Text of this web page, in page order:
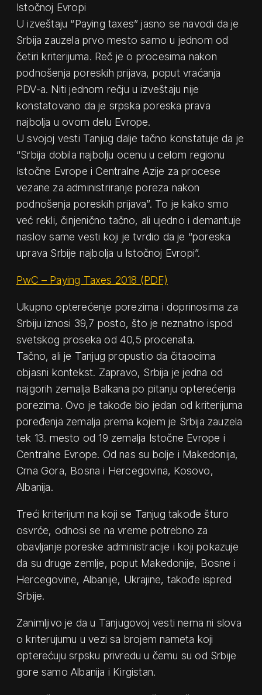
Istočnoj Evropi
U izveštaju “Paying taxes” jasno se navodi da je
Srbija zauzela prvo mesto samo u jednom od
četiri kriterijuma. Reč je o procesima nakon
podnošenja poreskih prijava, poput vraćanja
PDV-a. Niti jednom rečju u izveštaju nije
konstatovano da je srpska poreska prava
najbolja u ovom delu Evrope.
U svojoj vesti Tanjug dalje tačno konstatuje da je
“Srbija dobila najbolju ocenu u celom regionu
Istočne Evrope i Centralne Azije za procese
vezane za administriranje poreza nakon
podnošenja poreskih prijava”. To je kako smo
već rekli, činjenično tačno, ali ujedno i demantuje
naslov same vesti koji je tvrdio da je “poreska
uprava Srbije najbolja u Istočnoj Evropi”.
PwC – Paying Taxes 2018 (PDF)
Ukupno opterećenje porezima i doprinosima za
Srbiju iznosi 39,7 posto, što je neznatno ispod
svetskog proseka od 40,5 procenata.
Tačno, ali je Tanjug propustio da čitaocima
objasni kontekst. Zapravo, Srbija je jedna od
najgorih zemalja Balkana po pitanju opterećenja
porezima. Ovo je takođe bio jedan od kriterijuma
poređenja zemalja prema kojem je Srbija zauzela
tek 13. mesto od 19 zemalja Istočne Evrope i
Centralne Evrope. Od nas su bolje i Makedonija,
Crna Gora, Bosna i Hercegovina, Kosovo,
Albanija.
Treći kriterijum na koji se Tanjug takođe šturo
osvrće, odnosi se na vreme potrebno za
obavljanje poreske administracije i koji pokazuje
da su druge zemlje, poput Makedonije, Bosne i
Hercegovine, Albanije, Ukrajine, takođe ispred
Srbije.
Zanimljivo je da u Tanjugovoj vesti nema ni slova
o kriterujumu u vezi sa brojem nameta koji
opterećuju srpsku privredu u čemu su od Srbije
gore samo Albanija i Kirgistan.